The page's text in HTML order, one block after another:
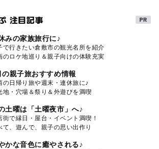
注目記事
みの家族旅行に♪
で行きたい倉敷市の観光名所を紹介
のロケ地巡り＆親子向けの体験充実
の親子旅おすすめ情報
の日帰り旅や週末・連休旅に♪
地・穴場＆祭り＆外遊びを満喫
土曜は「土曜夜市」へ♪
街で縁日・屋台・イベント満喫！
て、遊んで、親子の思い出作り
かな音色に癒やされる♪